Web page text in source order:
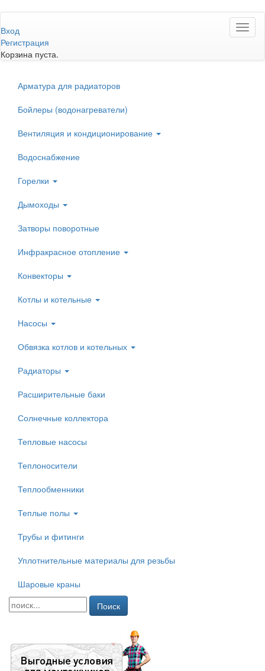
к
основному
содержанию
Вход
Регистрация
Корзина пуста.
Арматура для радиаторов
Бойлеры (водонагреватели)
Вентиляция и кондиционирование
Водоснабжение
Горелки
Дымоходы
Затворы поворотные
Инфракрасное отопление
Конвекторы
Котлы и котельные
Насосы
Обвязка котлов и котельных
Радиаторы
Расширительные баки
Солнечные коллектора
Тепловые насосы
Теплоносители
Теплообменники
Теплые полы
Трубы и фитинги
Уплотнительные материалы для резьбы
Шаровые краны
Поиск